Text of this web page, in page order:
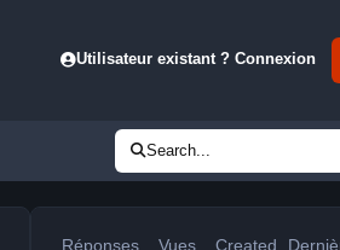
Utilisateur existant ? Connexion
Search...
Réponses Vues Created